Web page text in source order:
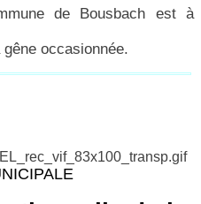
de Bousbach est à
occasionnée.